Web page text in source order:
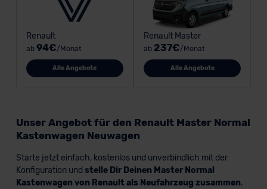
Renault
ab 94€/Monat
Alle Angebote
Renault Master
ab 237€/Monat
Alle Angebote
Unser Angebot für den Renault Master Normal
Kastenwagen Neuwagen
Starte jetzt einfach, kostenlos und unverbindlich mit der
Konfiguration und stelle Dir Deinen Master Normal
Kastenwagen von Renault als Neufahrzeug zusammen.